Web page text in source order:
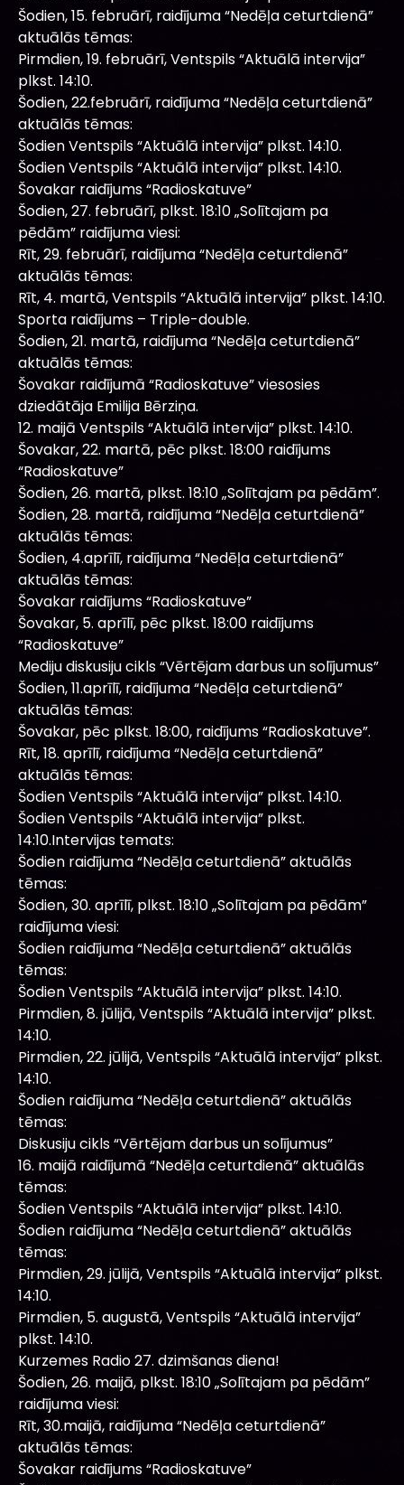
Šodien, 15. februārī, raidījuma “Nedēļa ceturtdienā”
aktuālās tēmas:
Pirmdien, 19. februārī, Ventspils “Aktuālā intervija”
plkst. 14:10.
Šodien, 22.februārī, raidījuma “Nedēļa ceturtdienā”
aktuālās tēmas:
Šodien Ventspils “Aktuālā intervija” plkst. 14:10.
Šodien Ventspils “Aktuālā intervija” plkst. 14:10.
Šovakar raidījums “Radioskatuve”
Šodien, 27. februārī, plkst. 18:10 „Solītajam pa
pēdām” raidījuma viesi:
Rīt, 29. februārī, raidījuma “Nedēļa ceturtdienā”
aktuālās tēmas:
Rīt, 4. martā, Ventspils “Aktuālā intervija” plkst. 14:10.
Sporta raidījums – Triple-double.
Šodien, 21. martā, raidījuma “Nedēļa ceturtdienā”
aktuālās tēmas:
Šovakar raidījumā “Radioskatuve” viesosies
dziedātāja Emilija Bērziņa.
12. maijā Ventspils “Aktuālā intervija” plkst. 14:10.
Šovakar, 22. martā, pēc plkst. 18:00 raidījums
“Radioskatuve”
Šodien, 26. martā, plkst. 18:10 „Solītajam pa pēdām”.
Šodien, 28. martā, raidījuma “Nedēļa ceturtdienā”
aktuālās tēmas:
Šodien, 4.aprīlī, raidījuma “Nedēļa ceturtdienā”
aktuālās tēmas:
Šovakar raidījums “Radioskatuve”
Šovakar, 5. aprīlī, pēc plkst. 18:00 raidījums
“Radioskatuve”
Mediju diskusiju cikls “Vērtējam darbus un solījumus”
Šodien, 11.aprīlī, raidījuma “Nedēļa ceturtdienā”
aktuālās tēmas:
Šovakar, pēc plkst. 18:00, raidījums “Radioskatuve”.
Rīt, 18. aprīlī, raidījuma “Nedēļa ceturtdienā”
aktuālās tēmas:
Šodien Ventspils “Aktuālā intervija” plkst. 14:10.
Šodien Ventspils “Aktuālā intervija” plkst.
14:10.Intervijas temats:
Šodien raidījuma “Nedēļa ceturtdienā” aktuālās
tēmas:
Šodien, 30. aprīlī, plkst. 18:10 „Solītajam pa pēdām”
raidījuma viesi:
Šodien raidījuma “Nedēļa ceturtdienā” aktuālās
tēmas:
Šodien Ventspils “Aktuālā intervija” plkst. 14:10.
Pirmdien, 8. jūlijā, Ventspils “Aktuālā intervija” plkst.
14:10.
Pirmdien, 22. jūlijā, Ventspils “Aktuālā intervija” plkst.
14:10.
Šodien raidījuma “Nedēļa ceturtdienā” aktuālās
tēmas:
Diskusiju cikls “Vērtējam darbus un solījumus”
16. maijā raidījumā “Nedēļa ceturtdienā” aktuālās
tēmas:
Šodien Ventspils “Aktuālā intervija” plkst. 14:10.
Šodien raidījuma “Nedēļa ceturtdienā” aktuālās
tēmas:
Pirmdien, 29. jūlijā, Ventspils “Aktuālā intervija” plkst.
14:10.
Pirmdien, 5. augustā, Ventspils “Aktuālā intervija”
plkst. 14:10.
Kurzemes Radio 27. dzimšanas diena!
Šodien, 26. maijā, plkst. 18:10 „Solītajam pa pēdām”
raidījuma viesi:
Rīt, 30.maijā, raidījuma “Nedēļa ceturtdienā”
aktuālās tēmas:
Šovakar raidījums “Radioskatuve”